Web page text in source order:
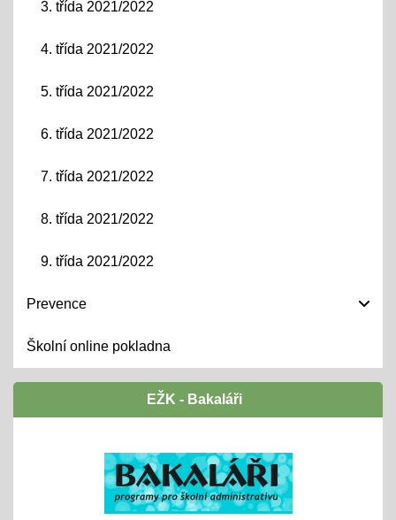
3. třída 2021/2022
4. třída 2021/2022
5. třída 2021/2022
6. třída 2021/2022
7. třída 2021/2022
8. třída 2021/2022
9. třída 2021/2022
Prevence
Školní online pokladna
EŽK - Bakaláři